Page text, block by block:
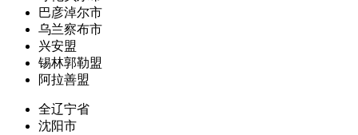
巴彦淖尔市
乌兰察布市
兴安盟
锡林郭勒盟
阿拉善盟
全辽宁省
沈阳市